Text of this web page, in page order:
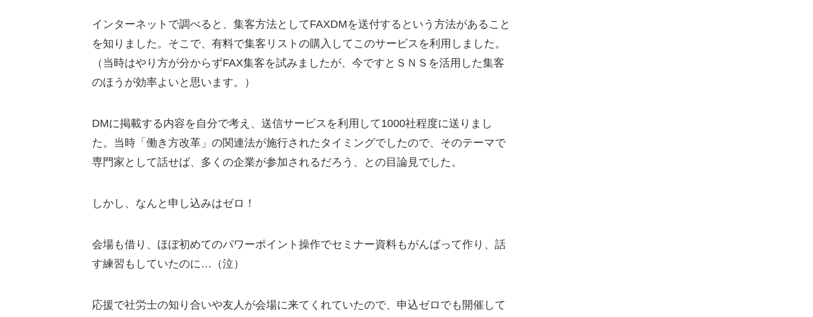
インターネットで調べると、集客方法としてFAXDMを送付するという方法があること
を知りました。そこで、有料で集客リストの購入してこのサービスを利用しました。
（当時はやり方が分からずFAX集客を試みましたが、今ですとＳＮＳを活用した集客
のほうが効率よいと思います。）
DMに掲載する内容を自分で考え、送信サービスを利用して1000社程度に送りまし
た。当時「働き方改革」の関連法が施行されたタイミングでしたので、そのテーマで
専門家として話せば、多くの企業が参加されるだろう、との目論見でした。
しかし、なんと申し込みはゼロ！
会場も借り、ほぼ初めてのパワーポイント操作でセミナー資料もがんばって作り、話
す練習もしていたのに…（泣）
応援で社労士の知り合いや友人が会場に来てくれていたので、申込ゼロでも開催して